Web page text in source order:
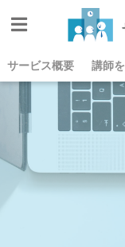
サービス概要 講師